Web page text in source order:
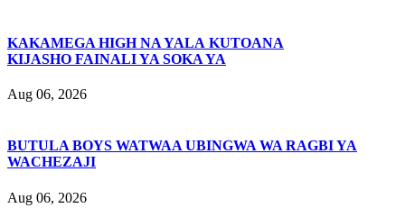
KAKAMEGA HIGH NA YALA KUTOANA
KIJASHO FAINALI YA SOKA YA
Aug 06, 2026
BUTULA BOYS WATWAA UBINGWA WA RAGBI YA
WACHEZAJI
Aug 06, 2026